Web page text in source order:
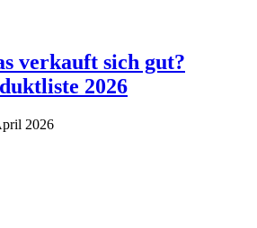
verkauft sich gut?
2026
2026